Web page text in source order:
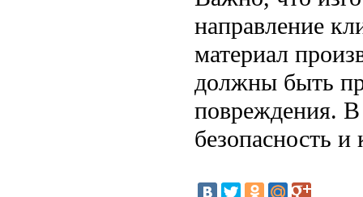
направление
материал
должны быть
повреждения. В
безопасность и